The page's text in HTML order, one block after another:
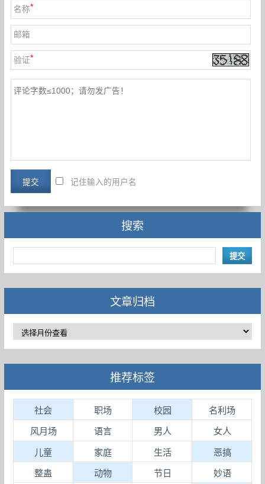
名称*
邮箱
验证*
记住输入的用户名
搜索
文章归档
推荐标签
社会 职场 校园 名利场
风月场 语言 男人 女人
儿童 家庭 生活 恶搞
整蛊 动物 节日 妙语